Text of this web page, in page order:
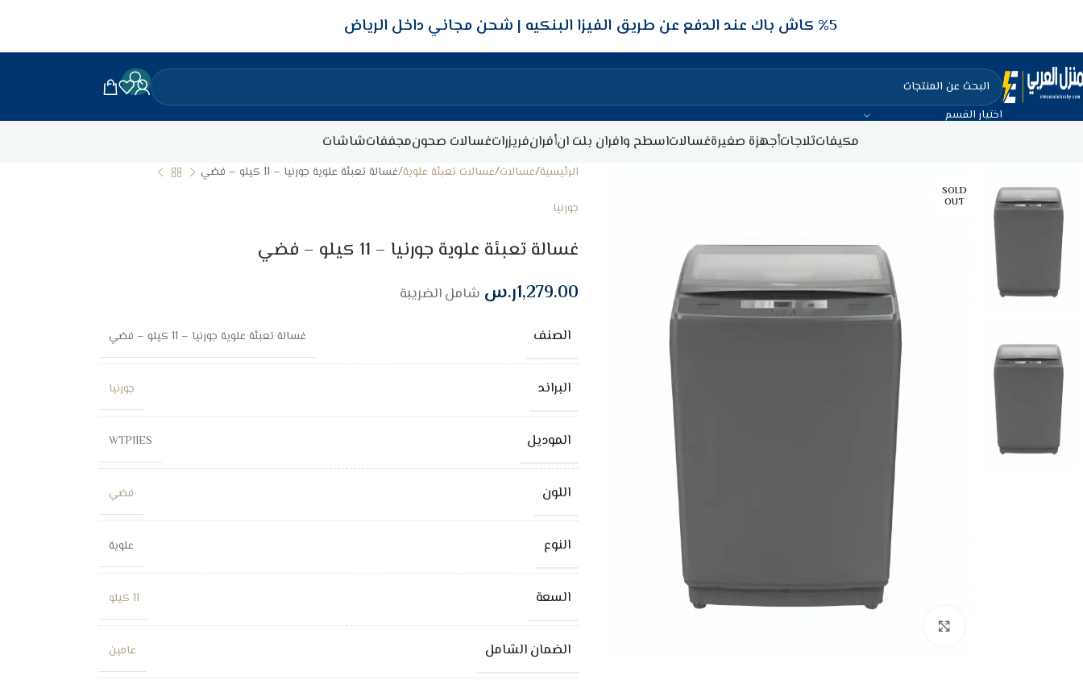
5‎% كاش باك عند الدفع عن طريق الفيزا البنكيه شحن مجاني داخل الرياض
اختيار القسم
مكيفاتثلاجاتأجهزة صغيرةغسالاتاسطح وافران بلت انأفرانفريزراتغسالات صحونمجففاتشاشات
SOLD
OUT
الرئيسية غسالات غسالات تعبئة علوية غسالة تعبئة علوية جورنيا – 11 كيلو – فضي
جورنيا
غسالة تعبئة علوية جورنيا – 11 كيلو – فضي
1,279.00ر.س شامل الضريبة
الصنف غسالة تعبئة علوية جورنيا – 11 كيلو – فضي
البراند جورنيا
الموديل WTP11ES
اللون فضي
النوع علوية
السعة 11 كيلو
الضمان الشامل عامين